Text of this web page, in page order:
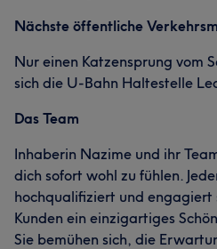
Nächste öffentliche
Nur einen Katzensprung vom
sich die U-Bahn Haltestelle
Das Team
Inhaberin Nazime und ihr
dich sofort wohl zu fühlen.
hochqualifiziert und engagiert
Kunden ein einzigartiges
Sie bemühen sich, die